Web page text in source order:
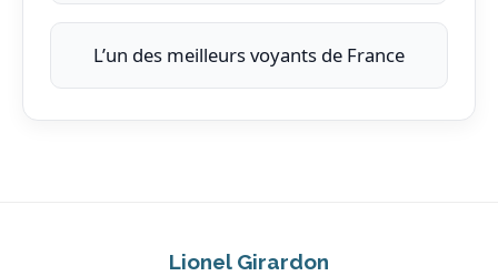
L’un des meilleurs voyants de France
Lionel Girardon